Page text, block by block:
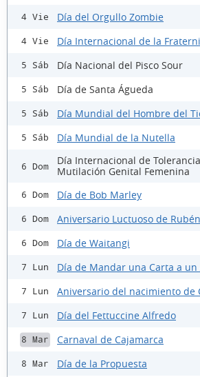
4 Vie Día del Orgullo Zombie
4 Vie Día Internacional de la
5 Sáb Día Nacional del Pisco Sour
5 Sáb Día de Santa Águeda
5 Sáb Día Mundial del Hombre del
5 Sáb Día Mundial de la Nutella
6 Dom
Día Internacional de
Mutilación Genital Femenina
6 Dom Día de Bob Marley
6 Dom Aniversario Luctuoso de
6 Dom Día de Waitangi
7 Lun Día de Mandar una Carta a un
7 Lun Aniversario del nacimiento de
7 Lun Día del Fettuccine Alfredo
8 Mar Carnaval de Cajamarca
8 Mar Día de la Propuesta